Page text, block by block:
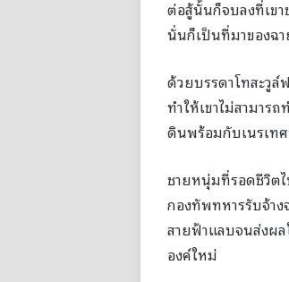
ต่อสู้นั้นก็จบลงที่เข
นั่นก็เป็นที่มาของฉ
ด้วยบรรดาโทสะวู
ทำให้เขาไม่สามาร
ดินพร้อมกับเนรเท
ชายหนุ่มที่รอดชีวิต
กองทัพทหารรับจ้า
สายฟ้าแลบจนส่งผ
องค์ใหม่